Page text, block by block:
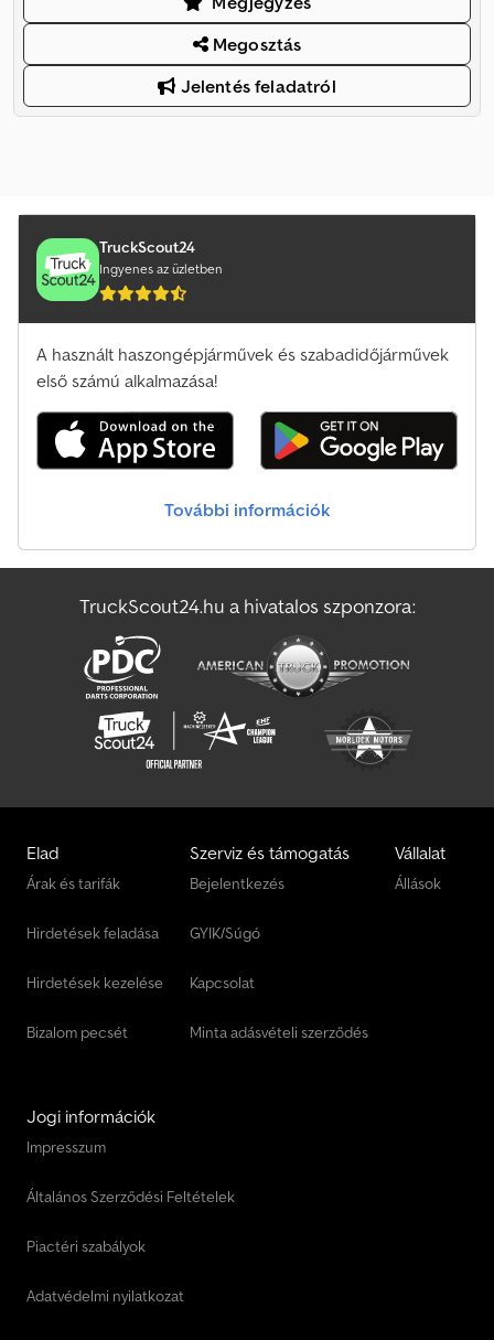
Megosztás
Jelentés feladatról
TruckScout24
Ingyenes az üzletben
A használt haszongépjárművek és szabadidőjárművek
első számú alkalmazása!
További információk
TruckScout24.hu a hivatalos szponzora:
Elad
Árak és tarifák
Hirdetések feladása
Hirdetések kezelése
Bizalom pecsét
Szerviz és támogatás
Bejelentkezés
GYIK/Súgó
Kapcsolat
Minta adásvételi szerződés
Vállalat
Állások
Jogi információk
Impresszum
Általános Szerződési Feltételek
Piactéri szabályok
Adatvédelmi nyilatkozat